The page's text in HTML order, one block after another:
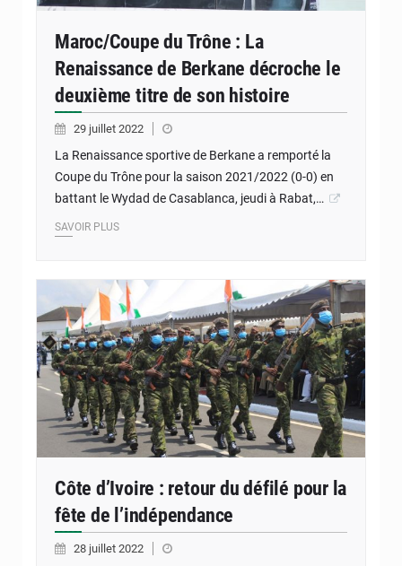
Maroc/Coupe du Trône : La
Renaissance de Berkane décroche le
deuxième titre de son histoire
29 juillet 2022
La Renaissance sportive de Berkane a remporté la
Coupe du Trône pour la saison 2021/2022 (0-0) en
battant le Wydad de Casablanca, jeudi à Rabat,…
SAVOIR PLUS
Côte d’Ivoire : retour du défilé pour la
fête de l’indépendance
28 juillet 2022